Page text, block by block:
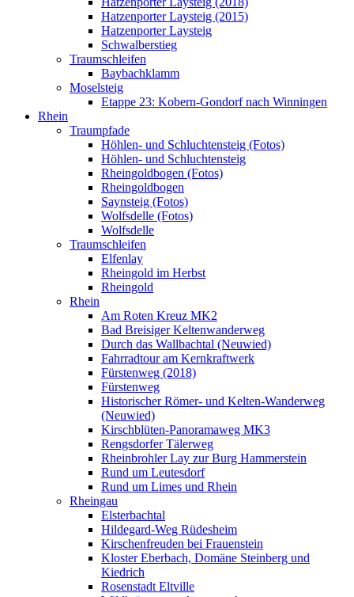
Hatzenporter Laysteig (2015)
Hatzenporter Laysteig
Schwalberstieg
Traumschleifen
Baybachklamm
Moselsteig
Etappe 23: Kobern-Gondorf nach Winningen
Rhein
Traumpfade
Höhlen- und Schluchtensteig (Fotos)
Höhlen- und Schluchtensteig
Rheingoldbogen (Fotos)
Rheingoldbogen
Saynsteig (Fotos)
Wolfsdelle (Fotos)
Wolfsdelle
Traumschleifen
Elfenlay
Rheingold im Herbst
Rheingold
Rhein
Am Roten Kreuz MK2
Bad Breisiger Keltenwanderweg
Durch das Wallbachtal (Neuwied)
Fahrradtour am Kernkraftwerk
Fürstenweg (2018)
Fürstenweg
Historischer Römer- und Kelten-Wanderweg
(Neuwied)
Kirschblüten-Panoramaweg MK3
Rengsdorfer Tälerweg
Rheinbrohler Lay zur Burg Hammerstein
Rund um Leutesdorf
Rund um Limes und Rhein
Rheingau
Elsterbachtal
Hildegard-Weg Rüdesheim
Kirschenfreuden bei Frauenstein
Kloster Eberbach, Domäne Steinberg und
Kiedrich
Rosenstadt Eltville